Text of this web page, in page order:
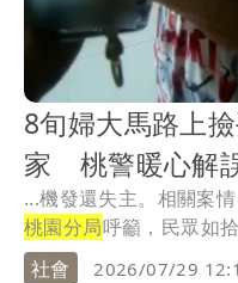
8旬婦大馬路上
家 桃警暖心解
...機發還失主。相關案
桃園分局呼籲，民眾如
近...
社會 2026/07/29